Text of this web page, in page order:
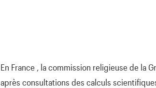
En France , la commission religieuse de la
après consultations des calculs